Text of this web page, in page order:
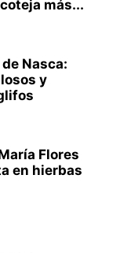
más...
Nasca:
y
Flores
en hierbas